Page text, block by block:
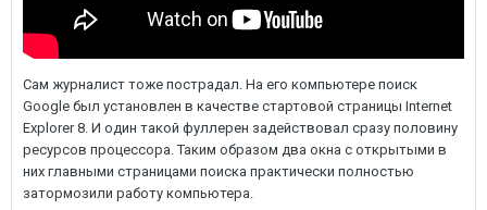
Сам журналист тоже пострадал. На его компьютере поиск
Google был установлен в качестве стартовой страницы Internet
Explorer 8. И один такой фуллерен задействовал сразу половину
ресурсов процессора. Таким образом два окна с открытыми в
них главными страницами поиска практически полностью
затормозили работу компьютера.